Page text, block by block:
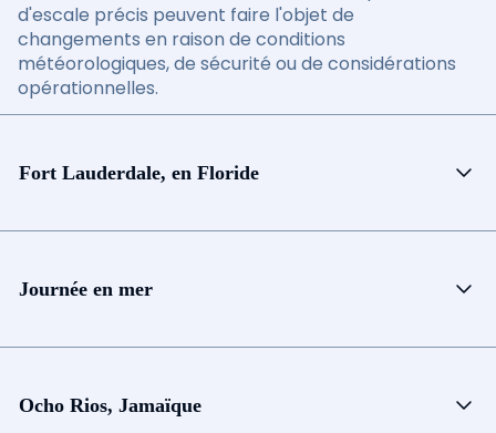
d'escale précis peuvent faire l'objet de
changements en raison de conditions
météorologiques, de sécurité ou de considérations
opérationnelles.
Fort Lauderdale, en Floride
Journée en mer
Ocho Rios, Jamaïque